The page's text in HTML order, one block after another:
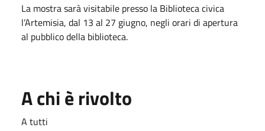
La mostra sarà visitabile presso la Biblioteca civica
l’Artemisia, dal 13 al 27 giugno, negli orari di apertura
al pubblico della biblioteca.
A chi è rivolto
A tutti